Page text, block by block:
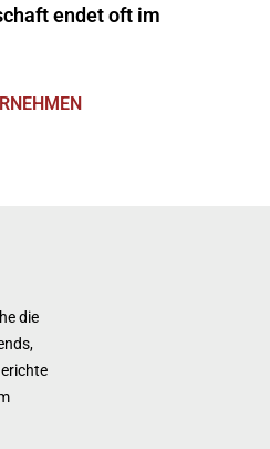
endet oft im
die